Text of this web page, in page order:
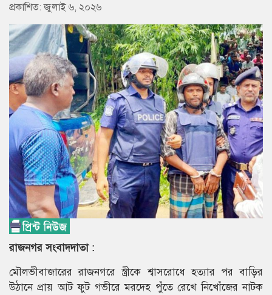
প্রকাশিত: জুলাই ৬, ২০২৬
রাজনগর সংবাদদাতা :
মৌলভীবাজারের রাজনগরে স্ত্রীকে শ্বাসরোধে হত্যার পর বাড়ির
উঠানে প্রায় আট ফুট গভীরে মরদেহ পুঁতে রেখে নিখোঁজের নাটক